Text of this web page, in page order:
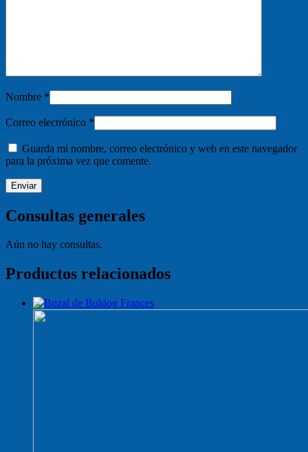
Nombre *
Correo electrónico *
Guarda mi nombre, correo electrónico y web en este navegador
para la próxima vez que comente.
Consultas generales
Aún no hay consultas.
Productos relacionados